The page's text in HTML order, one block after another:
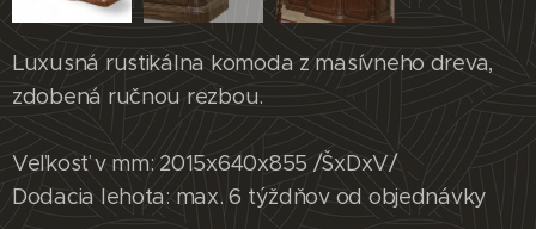
Rustikálna komoda - príborník Cristina
Luxusná rustikálna komoda z masívneho dreva,
zdobená ručnou rezbou.
Veľkosť v mm: 2015x640x855 /ŠxDxV/
Dodacia lehota: max. 6 týždňov od objednávky